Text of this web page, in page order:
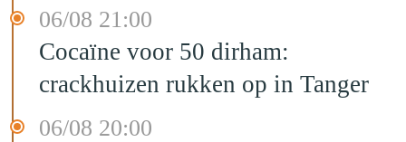
06/08 21:00
Cocaïne voor 50 dirham:
crackhuizen rukken op in Tanger
06/08 20:00